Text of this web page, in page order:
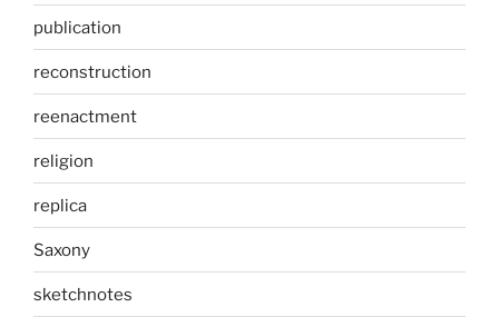
publication
reconstruction
reenactment
religion
replica
Saxony
sketchnotes